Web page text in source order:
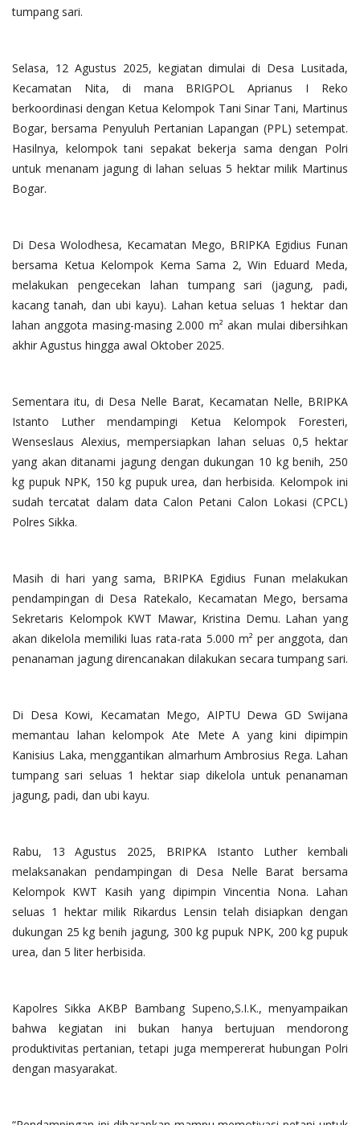
tumpang sari.
Selasa, 12 Agustus 2025, kegiatan dimulai di Desa Lusitada,
Kecamatan Nita, di mana BRIGPOL Aprianus I Reko
berkoordinasi dengan Ketua Kelompok Tani Sinar Tani, Martinus
Bogar, bersama Penyuluh Pertanian Lapangan (PPL) setempat.
Hasilnya, kelompok tani sepakat bekerja sama dengan Polri
untuk menanam jagung di lahan seluas 5 hektar milik Martinus
Bogar.
Di Desa Wolodhesa, Kecamatan Mego, BRIPKA Egidius Funan
bersama Ketua Kelompok Kema Sama 2, Win Eduard Meda,
melakukan pengecekan lahan tumpang sari (jagung, padi,
kacang tanah, dan ubi kayu). Lahan ketua seluas 1 hektar dan
lahan anggota masing-masing 2.000 m² akan mulai dibersihkan
akhir Agustus hingga awal Oktober 2025.
Sementara itu, di Desa Nelle Barat, Kecamatan Nelle, BRIPKA
Istanto Luther mendampingi Ketua Kelompok Foresteri,
Wenseslaus Alexius, mempersiapkan lahan seluas 0,5 hektar
yang akan ditanami jagung dengan dukungan 10 kg benih, 250
kg pupuk NPK, 150 kg pupuk urea, dan herbisida. Kelompok ini
sudah tercatat dalam data Calon Petani Calon Lokasi (CPCL)
Polres Sikka.
Masih di hari yang sama, BRIPKA Egidius Funan melakukan
pendampingan di Desa Ratekalo, Kecamatan Mego, bersama
Sekretaris Kelompok KWT Mawar, Kristina Demu. Lahan yang
akan dikelola memiliki luas rata-rata 5.000 m² per anggota, dan
penanaman jagung direncanakan dilakukan secara tumpang sari.
Di Desa Kowi, Kecamatan Mego, AIPTU Dewa GD Swijana
memantau lahan kelompok Ate Mete A yang kini dipimpin
Kanisius Laka, menggantikan almarhum Ambrosius Rega. Lahan
tumpang sari seluas 1 hektar siap dikelola untuk penanaman
jagung, padi, dan ubi kayu.
Rabu, 13 Agustus 2025, BRIPKA Istanto Luther kembali
melaksanakan pendampingan di Desa Nelle Barat bersama
Kelompok KWT Kasih yang dipimpin Vincentia Nona. Lahan
seluas 1 hektar milik Rikardus Lensin telah disiapkan dengan
dukungan 25 kg benih jagung, 300 kg pupuk NPK, 200 kg pupuk
urea, dan 5 liter herbisida.
Kapolres Sikka AKBP Bambang Supeno,S.I.K., menyampaikan
bahwa kegiatan ini bukan hanya bertujuan mendorong
produktivitas pertanian, tetapi juga mempererat hubungan Polri
dengan masyarakat.